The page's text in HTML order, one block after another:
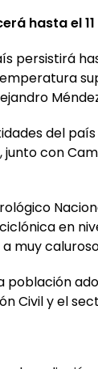
hasta el
persistirá
del
con
en
muy
población
Civil y el